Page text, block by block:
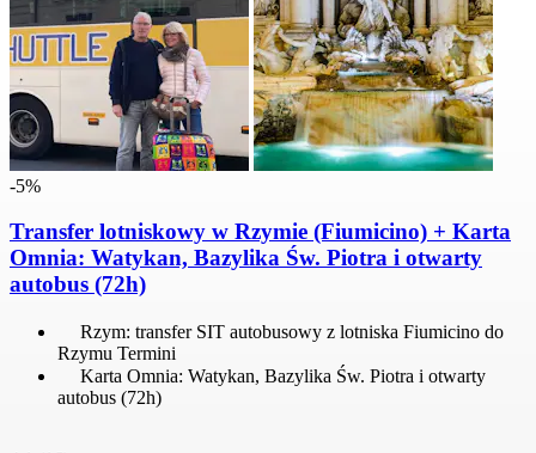
-5%
Transfer lotniskowy w Rzymie (Fiumicino) + Karta
Omnia: Watykan, Bazylika Św. Piotra i otwarty
autobus (72h)
Rzym: transfer SIT autobusowy z lotniska Fiumicino do
Rzymu Termini
Karta Omnia: Watykan, Bazylika Św. Piotra i otwarty
autobus (72h)